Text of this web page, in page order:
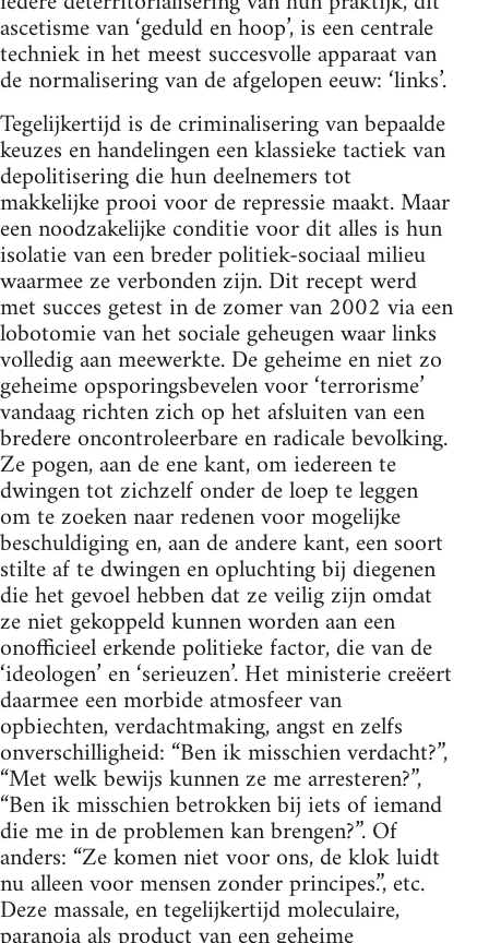
ascetisme van ‘geduld en hoop’, is een centrale
techniek in het meest succesvolle apparaat van
de normalisering van de afgelopen eeuw: ‘links’.
Tegelijkertijd is de criminalisering van bepaalde
keuzes en handelingen een klassieke tactiek van
depolitisering die hun deelnemers tot
makkelijke prooi voor de repressie maakt. Maar
een noodzakelijke conditie voor dit alles is hun
isolatie van een breder politiek-sociaal milieu
waarmee ze verbonden zijn. Dit recept werd
met succes getest in de zomer van 2002 via een
lobotomie van het sociale geheugen waar links
volledig aan meewerkte. De geheime en niet zo
geheime opsporingsbevelen voor ‘terrorisme’
vandaag richten zich op het afsluiten van een
bredere oncontroleerbare en radicale bevolking.
Ze pogen, aan de ene kant, om iedereen te
dwingen tot zichzelf onder de loep te leggen
om te zoeken naar redenen voor mogelijke
beschuldiging en, aan de andere kant, een soort
stilte af te dwingen en opluchting bij diegenen
die het gevoel hebben dat ze veilig zijn omdat
ze niet gekoppeld kunnen worden aan een
onofficieel erkende politieke factor, die van de
‘ideologen’ en ‘serieuzen’. Het ministerie creëert
daarmee een morbide atmosfeer van
opbiechten, verdachtmaking, angst en zelfs
onverschilligheid: “Ben ik misschien verdacht?”,
“Met welk bewijs kunnen ze me arresteren?”,
“Ben ik misschien betrokken bij iets of iemand
die me in de problemen kan brengen?”. Of
anders: “Ze komen niet voor ons, de klok luidt
nu alleen voor mensen zonder principes.”, etc.
Deze massale, en tegelijkertijd moleculaire,